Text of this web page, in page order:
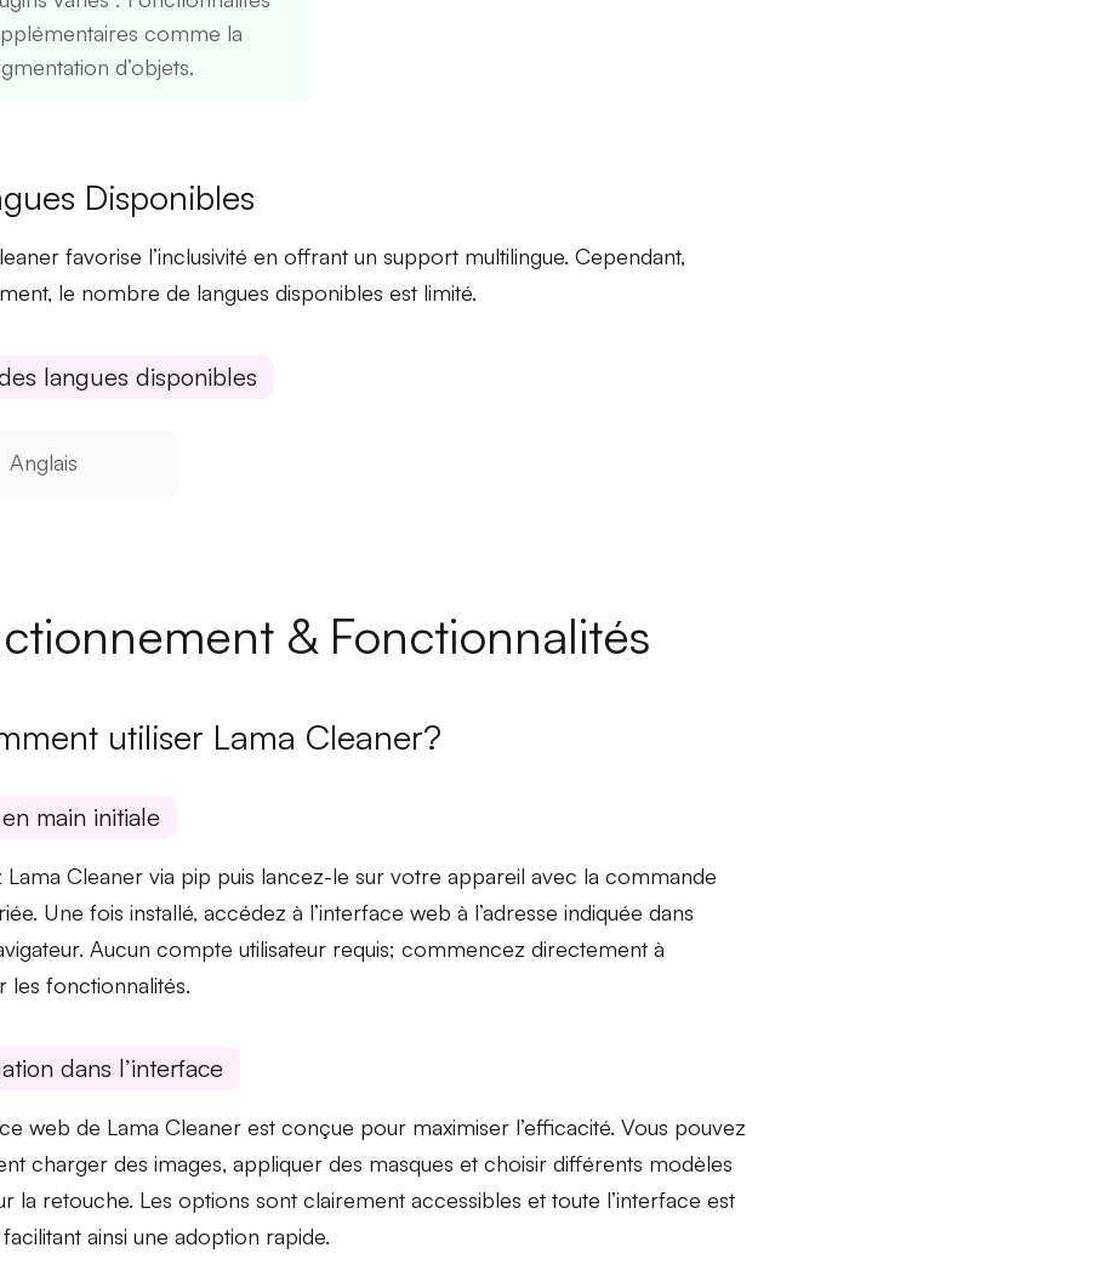
comme la
d’objets.
Disponibles
favorise l’inclusivité en offrant un support multilingue. Cependant,
le nombre de langues disponibles est limité.
langues disponibles
Anglais
& Fonctionnalités
utiliser Lama Cleaner?
main initiale
Lama Cleaner via pip puis lancez-le sur votre appareil avec la commande
Une fois installé, accédez à l’interface web à l’adresse indiquée dans
Aucun compte utilisateur requis; commencez directement à
les fonctionnalités.
dans l’interface
web de Lama Cleaner est conçue pour maximiser l’efficacité. Vous pouvez
charger des images, appliquer des masques et choisir différents modèles
la retouche. Les options sont clairement accessibles et toute l’interface est
facilitant ainsi une adoption rapide.